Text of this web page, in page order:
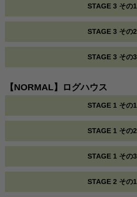
STAGE 3 その1
STAGE 3 その2
STAGE 3 その3
【NORMAL】ログハウス
STAGE 1 その1
STAGE 1 その2
STAGE 1 その3
STAGE 2 その1